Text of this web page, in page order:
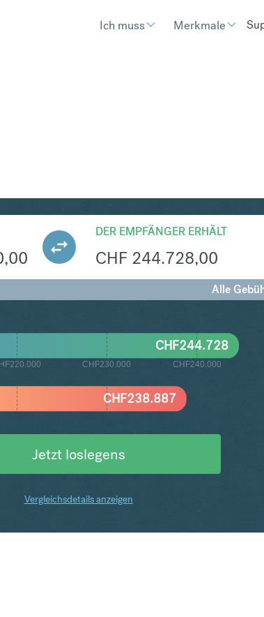
Ich muss Merkmale
DER EMPFÄNGER ERHÄLT
CHF 244.728,00
Alle
CHF230.000 CHF240.000
CHF238.887
CHF244.728
Jetzt loslegens
Vergleichsdetails anzeigen